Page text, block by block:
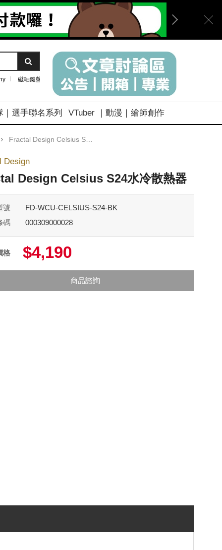
磁軸鍵盤
｜選手聯名系列 VTuber ｜動漫｜繪師創作
Fractal Design Celsius S24水冷散熱器
Design
Design Celsius S24水冷散熱器
號
FD-WCU-CELSIUS-S24-BK
碼
000309000028
格 $4,190
商品諮詢